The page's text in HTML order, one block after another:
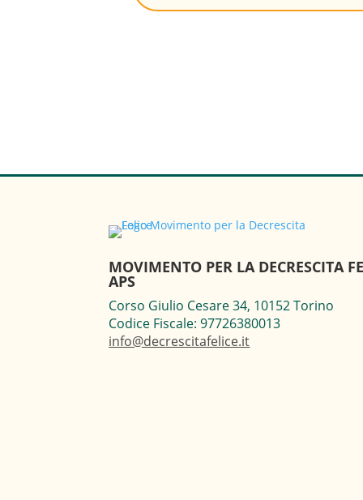
MOVIMENTO PER LA DECRESCITA
APS
Corso Giulio Cesare 34, 10152 Torino
Codice Fiscale: 97726380013
info@decrescitafelice.it